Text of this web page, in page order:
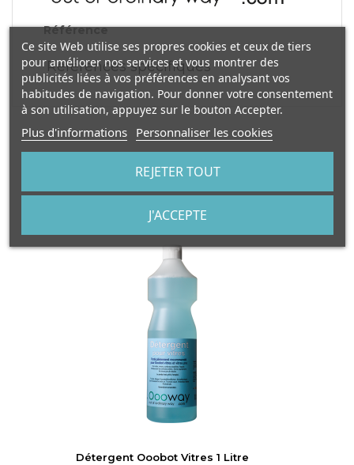
Référence
Références spécifiques
VOUS AIMEREZ AUSSI
Détergent Ooobot Vitres 1 Litre
Ce site Web utilise ses propres cookies et ceux de tiers
pour améliorer nos services et vous montrer des
publicités liées à vos préférences en analysant vos
habitudes de navigation. Pour donner votre consentement
à son utilisation, appuyez sur le bouton Accepter.
Plus d'informations Personnaliser les cookies
REJETER TOUT
J'ACCEPTE